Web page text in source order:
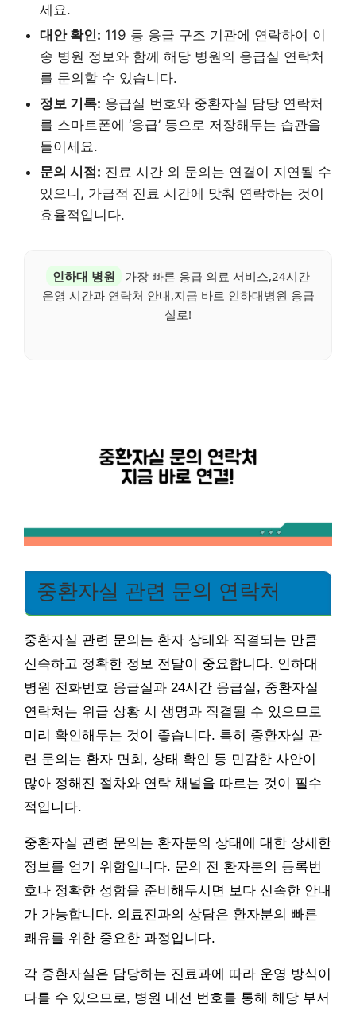
세요.
대안 확인: 119 등 응급 구조 기관에 연락하여 이
송 병원 정보와 함께 해당 병원의 응급실 연락처
를 문의할 수 있습니다.
정보 기록: 응급실 번호와 중환자실 담당 연락처
를 스마트폰에 ‘응급’ 등으로 저장해두는 습관을
들이세요.
문의 시점: 진료 시간 외 문의는 연결이 지연될 수
있으니, 가급적 진료 시간에 맞춰 연락하는 것이
효율적입니다.
인하대 병원
가장 빠른 응급 의료 서비스,24시간
운영 시간과 연락처 안내,지금 바로 인하대병원 응급
실로!
중환자실 관련 문의 연락처
중환자실 관련 문의는 환자 상태와 직결되는 만큼
신속하고 정확한 정보 전달이 중요합니다. 인하대
병원 전화번호 응급실과 24시간 응급실, 중환자실
연락처는 위급 상황 시 생명과 직결될 수 있으므로
미리 확인해두는 것이 좋습니다. 특히 중환자실 관
련 문의는 환자 면회, 상태 확인 등 민감한 사안이
많아 정해진 절차와 연락 채널을 따르는 것이 필수
적입니다.
중환자실 관련 문의는 환자분의 상태에 대한 상세한
정보를 얻기 위함입니다. 문의 전 환자분의 등록번
호나 정확한 성함을 준비해두시면 보다 신속한 안내
가 가능합니다. 의료진과의 상담은 환자분의 빠른
쾌유를 위한 중요한 과정입니다.
각 중환자실은 담당하는 진료과에 따라 운영 방식이
다를 수 있으므로, 병원 내선 번호를 통해 해당 부서